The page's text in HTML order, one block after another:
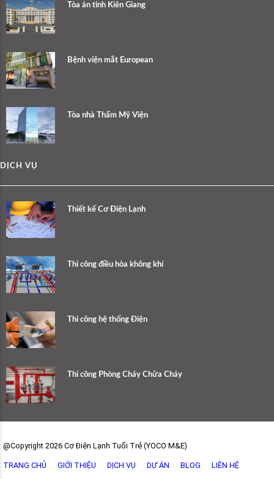
Tòa án tỉnh Kiên Giang
Bệnh viện mắt European
Tòa nhà Thẩm Mỹ Viện
DỊCH VỤ
Thiết kế Cơ Điện Lạnh
Thi công điều hòa không khí
Thi công hệ thống Điện
Thi công Phòng Cháy Chữa Cháy
@Copyright 2026 Cơ Điện Lạnh Tuổi Trẻ (YOCO M&E)
TRANG CHỦ GIỚI THIỆU DỊCH VỤ DỰ ÁN BLOG LIÊN HỆ